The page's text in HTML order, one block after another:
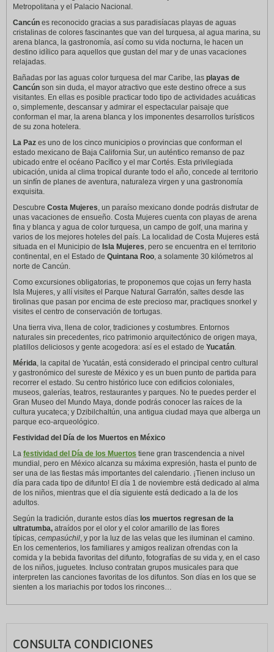
Metropolitana y el Palacio Nacional.
Cancún es reconocido gracias a sus paradisíacas playas de aguas
cristalinas de colores fascinantes que van del turquesa, al agua marina, su
arena blanca, la gastronomía, así como su vida nocturna, le hacen un
destino idílico para aquellos que gustan del mar y de unas vacaciones
relajadas.
Bañadas por las aguas color turquesa del mar Caribe, las playas de
Cancún son sin duda, el mayor atractivo que este destino ofrece a sus
visitantes. En ellas es posible practicar todo tipo de actividades acuáticas
o, simplemente, descansar y admirar el espectacular paisaje que
conforman el mar, la arena blanca y los imponentes desarrollos turísticos
de su zona hotelera.
La Paz es uno de los cinco municipios o provincias que conforman el
estado mexicano de Baja California Sur, un auténtico remanso de paz
ubicado entre el océano Pacífico y el mar Cortés. Esta privilegiada
ubicación, unida al clima tropical durante todo el año, concede al territorio
un sinfín de planes de aventura, naturaleza virgen y una gastronomía
exquisita.
Descubre Costa Mujeres, un paraíso mexicano donde podrás disfrutar de
unas vacaciones de ensueño. Costa Mujeres cuenta con playas de arena
fina y blanca y agua de color turquesa, un campo de golf, una marina y
varios de los mejores hoteles del país. La localidad de Costa Mujeres está
situada en el Municipio de Isla Mujeres, pero se encuentra en el territorio
continental, en el Estado de Quintana Roo, a solamente 30 kilómetros al
norte de Cancún.
Como excursiones obligatorias, te proponemos que cojas un ferry hasta
Isla Mujeres, y allí visites el Parque Natural Garrafón, saltes desde las
tirolinas que pasan por encima de este precioso mar, practiques snorkel y
visites el centro de conservación de tortugas.
Una tierra viva, llena de color, tradiciones y costumbres. Entornos
naturales sin precedentes, rico patrimonio arquitectónico de origen maya,
platillos deliciosos y gente acogedora: así es el estado de Yucatán.
Mérida, la capital de Yucatán, está considerado el principal centro cultural
y gastronómico del sureste de México y es un buen punto de partida para
recorrer el estado. Su centro histórico luce con edificios coloniales,
museos, galerías, teatros, restaurantes y parques. No te puedes perder el
Gran Museo del Mundo Maya, donde podrás conocer las raíces de la
cultura yucateca; y Dzibilchaltún, una antigua ciudad maya que alberga un
parque eco-arqueológico.
Festividad del Día de los Muertos en México
La festividad del Día de los Muertos tiene gran trascendencia a nivel
mundial, pero en México alcanza su máxima expresión, hasta el punto de
ser una de las fiestas más importantes del calendario. ¡Tienen incluso un
día para cada tipo de difunto! El día 1 de noviembre está dedicado al alma
de los niños, mientras que el día siguiente está dedicado a la de los
adultos.
Según la tradición, durante estos días los muertos regresan de la
ultratumba, atraídos por el olor y el color amarillo de las flores
típicas, cempasúchil, y por la luz de las velas que les iluminan el camino.
En los cementerios, los familiares y amigos realizan ofrendas con la
comida y la bebida favoritas del difunto, fotografías de su vida y, en el caso
de los niños, juguetes. Incluso contratan grupos musicales para que
interpreten las canciones favoritas de los difuntos. Son días en los que se
sienten a los mariachis por todos los rincones…
CONSULTA CONDICIONES